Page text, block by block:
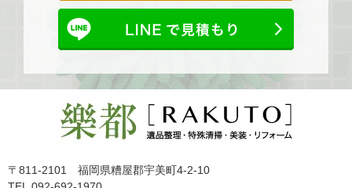
〒811-2101 福岡県糟屋郡宇美町4-2-10